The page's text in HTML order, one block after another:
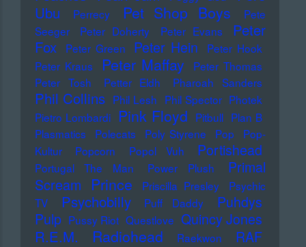
Ubu
Perrecy Pet Shop Boys
Pete
Seeger
Peter Doherty Peter Evans
Peter
Fox
Peter Green Peter Hein
Peter Hook
Peter Kraus
Peter Maffay
Peter Thomas
Peter Tosh
Petter Eldh Pharoah Sanders
Phil Collins Phil Lesh Phil Spector Photek
Pietro Lombardi
Pink Floyd Pitbull Plan B
Plasmatics
Polecats Poly Styrene Pop
Pop-
Kultur
Popcorn Popol Vuh Portishead
Portugal The Man Power Plush
Primal
Scream
Prince Priscilla Presley
Psychic
TV
Psychobilly Puff Daddy
Puhdys
Pulp Pussy Riot Questlove Quincy Jones
R.E.M. Radiohead Raekwon RAF